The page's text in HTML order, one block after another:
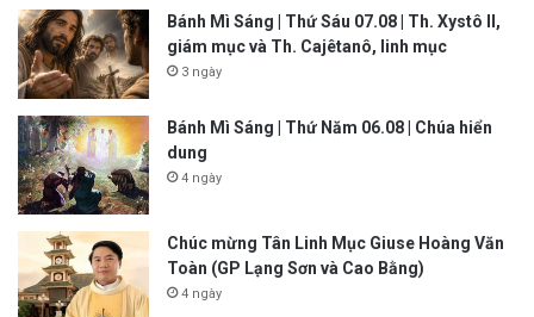
Bánh Mì Sáng | Thứ Sáu 07.08 | Th. Xystô II,
giám mục và Th. Cajêtanô, linh mục
3 ngày
Bánh Mì Sáng | Thứ Năm 06.08 | Chúa hiển
dung
4 ngày
Chúc mừng Tân Linh Mục Giuse Hoàng Văn
Toàn (GP Lạng Sơn và Cao Bằng)
4 ngày